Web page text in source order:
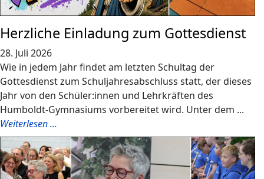
Herzliche Einladung zum Gottesdienst
28. Juli 2026
Wie in jedem Jahr findet am letzten Schultag der
Gottesdienst zum Schuljahresabschluss statt, der dieses
Jahr von den Schüler:innen und Lehrkräften des
Humboldt-Gymnasiums vorbereitet wird. Unter dem ...
Weiterlesen ...